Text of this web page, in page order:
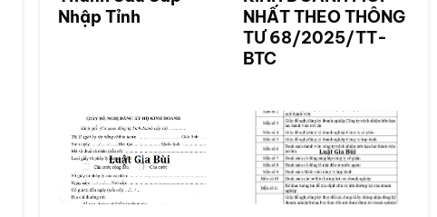
Nhập Tỉnh
NHẤT THEO THÔNG
TƯ 68/2025/TT-
BTC